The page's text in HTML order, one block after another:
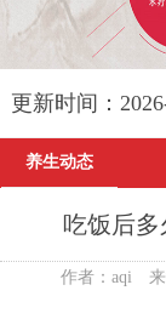
更新时间：
养生动态
吃饭后
作者：aqi